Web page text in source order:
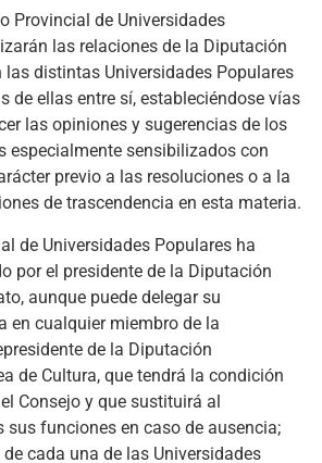
Provincial de Universidades
las relaciones de la Diputación
las distintas Universidades Populares
de ellas entre sí, estableciéndose vías
las opiniones y sugerencias de los
especialmente sensibilizados con
previo a las resoluciones o a la
de trascendencia en esta materia.
de Universidades Populares ha
por el presidente de la Diputación
aunque puede delegar su
en cualquier miembro de la
de la Diputación
de Cultura, que tendrá la condición
Consejo y que sustituirá al
sus funciones en caso de ausencia;
cada una de las Universidades